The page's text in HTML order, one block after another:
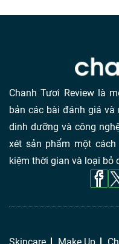
Chanh Tươi Review là
bản các bài đánh giá và
dinh dưỡng và công
xét sản phẩm một
kiệm thời gian và loại bỏ